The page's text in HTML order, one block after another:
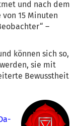
und nach dem
15 Minuten
–
können sich so,
sie mit
Bewusstheit